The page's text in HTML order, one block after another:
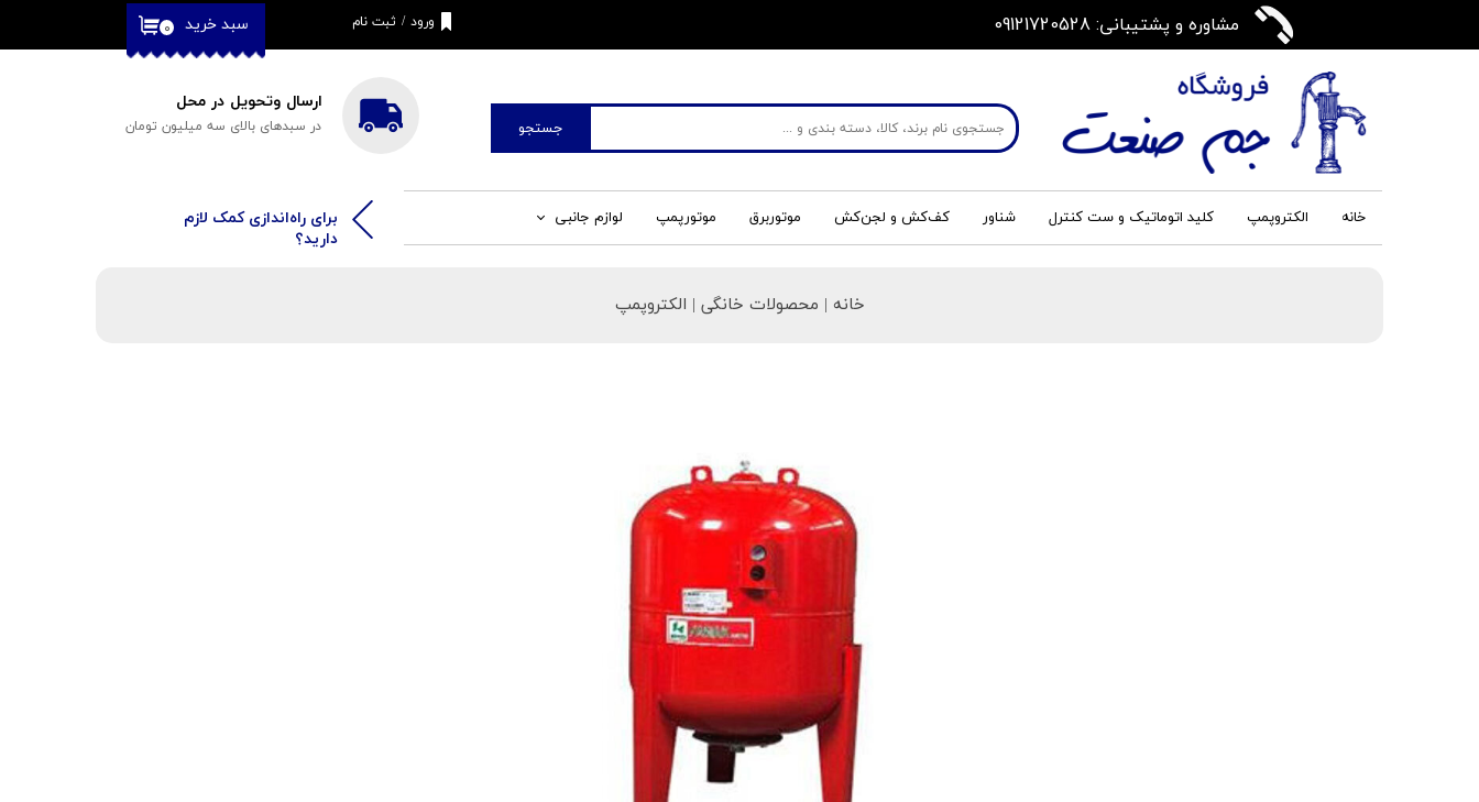
جستجو
ارسال وتحویل در محل
در سبدهای بالای سه میلیون تومان
مشاوره و پشتیبانی: 09121720528 ۰ سبد خرید ورود / ثبت نام
حساب کاربری من
تغییر گذر واژه
سفارشات
کاربری
خانه الکتروپمپ کلید اتوماتیک و ست کنترل شناور کف‌کش و لجن‌کش موتوربرق موتورپمپ لوازم جانبی
​​برای راه‌اندازی کمک لازم
دارید؟
خانه | محصولات خانگی | الکتروپمپ